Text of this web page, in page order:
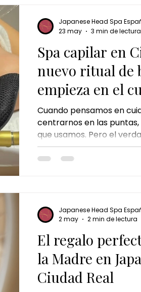
necesidades. Un
cuidado capilar se
tranquila y agradable. En
Spa capilar en
nuevo ritual de
empieza en el
Cuando pensamos en
centrarnos en las
que usamos. Pero el
empieza mucho antes:
ritmo del día a día, el
una experiencia pensada
desde la raíz y regalarse
Japanese Head Spa
23 may
3 min de lectura
El regalo
la Madre en
Ciudad Real
Japanese Head Spa
2 may
2 min de lectura